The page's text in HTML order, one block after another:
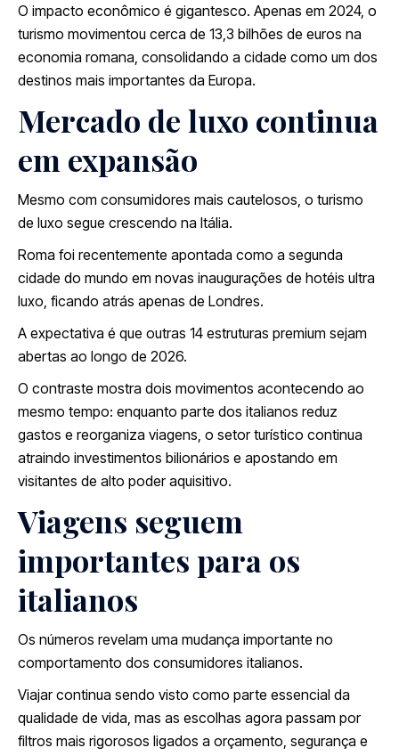
O impacto econômico é gigantesco. Apenas em 2024, o
turismo movimentou cerca de 13,3 bilhões de euros na
economia romana, consolidando a cidade como um dos
destinos mais importantes da Europa.
Mercado de luxo continua
em expansão
Mesmo com consumidores mais cautelosos, o turismo
de luxo segue crescendo na Itália.
Roma foi recentemente apontada como a segunda
cidade do mundo em novas inaugurações de hotéis ultra
luxo, ficando atrás apenas de Londres.
A expectativa é que outras 14 estruturas premium sejam
abertas ao longo de 2026.
O contraste mostra dois movimentos acontecendo ao
mesmo tempo: enquanto parte dos italianos reduz
gastos e reorganiza viagens, o setor turístico continua
atraindo investimentos bilionários e apostando em
visitantes de alto poder aquisitivo.
Viagens seguem
importantes para os
italianos
Os números revelam uma mudança importante no
comportamento dos consumidores italianos.
Viajar continua sendo visto como parte essencial da
qualidade de vida, mas as escolhas agora passam por
filtros mais rigorosos ligados a orçamento, segurança e